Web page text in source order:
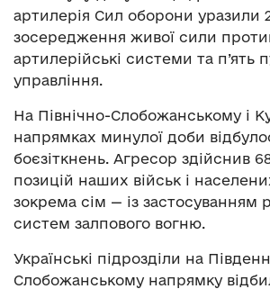
артилерія Сил оборони уразили
зосередження живої сили
артилерійські системи та п’ять
управління.
На Північно-Слобожанському і
напрямках минулої доби
боєзіткнень. Агресор здійснив
позицій наших військ і
зокрема сім — із застосуванням
систем залпового вогню.
Українські підрозділи на
Слобожанському напрямку